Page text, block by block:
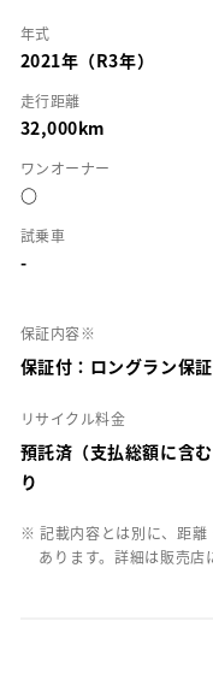
年式
2021年（R3年）
走行距離
32,000km
ワンオーナー
○
試乗車
-
保証内容※
保証付：ロングラン保
リサイクル料金
預託済（支払総額に含
り
※ 記載内容とは別に、距離
あります。詳細は販売店